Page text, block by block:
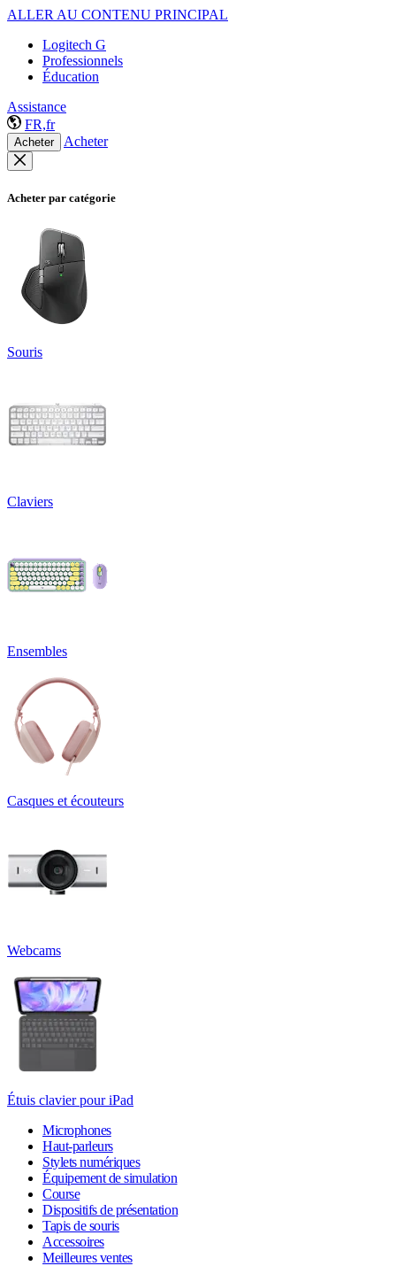
ALLER AU CONTENU PRINCIPAL
Logitech G
Professionnels
Éducation
Assistance
FR,fr
Acheter Acheter
Acheter par catégorie
Souris
Claviers
Ensembles
Casques et écouteurs
Webcams
Étuis clavier pour iPad
Microphones
Haut-parleurs
Stylets numériques
Équipement de simulation
Course
Dispositifs de présentation
Tapis de souris
Accessoires
Meilleures ventes